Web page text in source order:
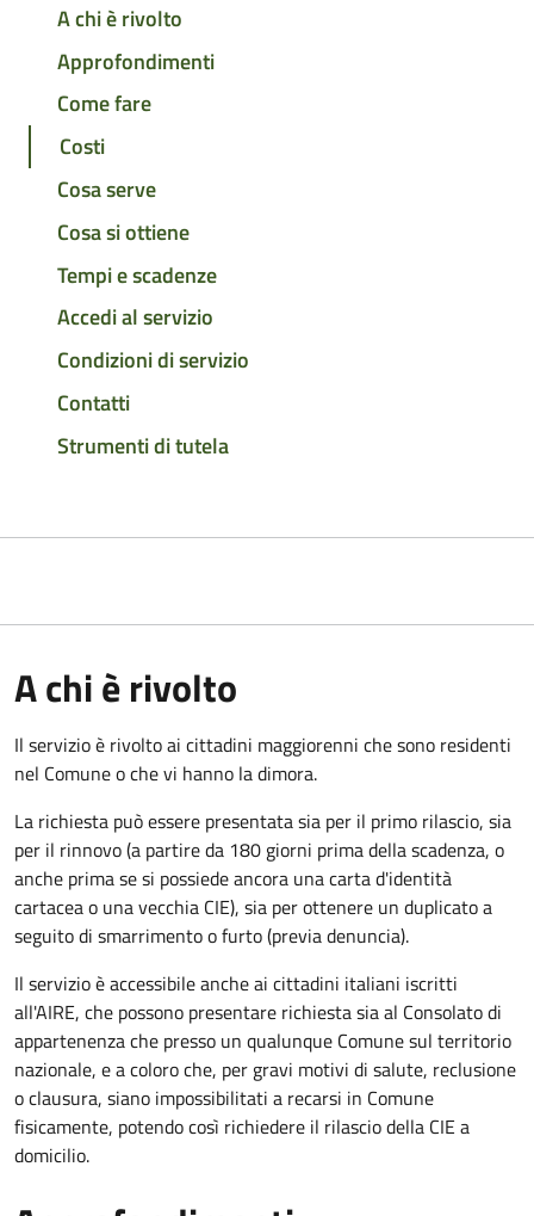
A chi è rivolto
Approfondimenti
Come fare
Costi
Cosa serve
Cosa si ottiene
Tempi e scadenze
Accedi al servizio
Condizioni di servizio
Contatti
Strumenti di tutela
A chi è rivolto
Il servizio è rivolto ai cittadini maggiorenni che sono residenti
nel Comune o che vi hanno la dimora.
La richiesta può essere presentata sia per il primo rilascio, sia
per il rinnovo (a partire da 180 giorni prima della scadenza, o
anche prima se si possiede ancora una carta d'identità
cartacea o una vecchia CIE), sia per ottenere un duplicato a
seguito di smarrimento o furto (previa denuncia).
Il servizio è accessibile anche ai cittadini italiani iscritti
all'AIRE, che possono presentare richiesta sia al Consolato di
appartenenza che presso un qualunque Comune sul territorio
nazionale, e a coloro che, per gravi motivi di salute, reclusione
o clausura, siano impossibilitati a recarsi in Comune
fisicamente, potendo così richiedere il rilascio della CIE a
domicilio.